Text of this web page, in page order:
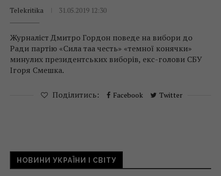
Telekritika
31.05.2019 12:30
Журналіст Дмитро Гордон поведе на вибори до
Ради партію «Сила таа честь» «темної конячки»
минулих президентських виборів, екс-голови СБУ
Ігоря Смешка.
Поділитись: Facebook Twitter
НОВИНИ УКРАЇНИ І СВІТУ